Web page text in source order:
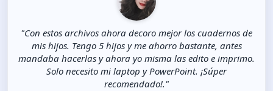
"Con estos archivos ahora decoro mejor los cuadernos de
mis hijos. Tengo 5 hijos y me ahorro bastante, antes
mandaba hacerlas y ahora yo misma las edito e imprimo.
Solo necesito mi laptop y PowerPoint. ¡Súper
recomendado!."